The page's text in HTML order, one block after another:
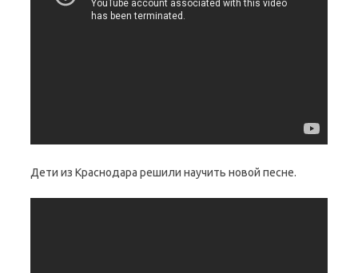
Дети из Краснодара решили научить новой песне.